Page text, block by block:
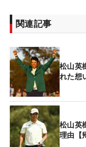
に近かったウース
かせたとき、日本
その翌年、2011年
が優勝してグリー
で、その傍らに一
輝いた19歳の大学
苦労人のリーシュ
関連記事
松山英
れた想
松山英
理由【